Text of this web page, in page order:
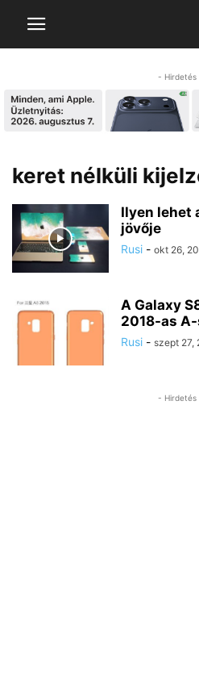
- Hirdetés
keret nélküli
Ilyen lehet
jövője
Rusi - okt 26,
A Galaxy
2018-as
Rusi - szept 27,
- Hirdetés